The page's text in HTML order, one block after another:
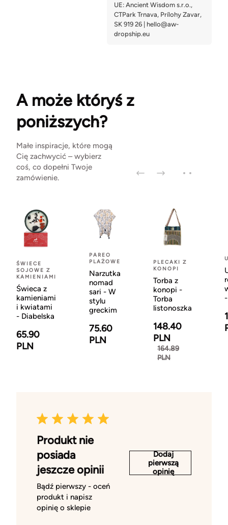
A może któryś z
poniższych?
Małe inspiracje, które mogą
Cię zachwycić – wybierz
coś, co dopełni Twoje
zamówienie.
ŚWIECE
SOJOWE Z
KAMIENIAMI
Świeca z
kamieniami
i kwiatami
- Diabelska
65.90
PLN
PAREO
PLAŻOWE
Narzutka
nomad
sari - W
stylu
greckim
75.60
PLN
PLECAKI Z
KONOPI
Torba z
konopi -
Torba
listonoszka
148.40
PLN
164.89
PLN
Produkt nie
posiada
jeszcze opinii
Bądź pierwszy - oceń
produkt i napisz
opinię o sklepie
Dodaj
pierwszą
opinię